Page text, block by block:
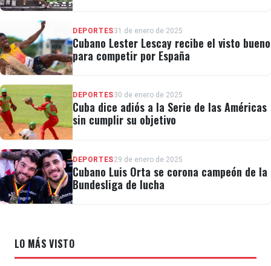
DEPORTES31 de enero de 2025
Cubano Lester Lescay recibe el visto bueno
para competir por España
DEPORTES30 de enero de 2025
Cuba dice adiós a la Serie de las Américas
sin cumplir su objetivo
DEPORTES29 de enero de 2025
Cubano Luis Orta se corona campeón de la
Bundesliga de lucha
LO MÁS VISTO